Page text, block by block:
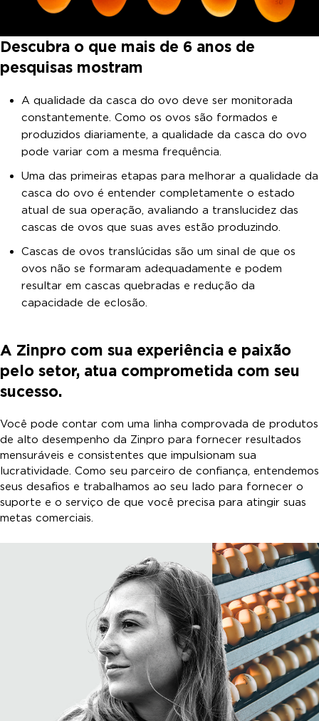
Descubra o que mais de 6 anos de
pesquisas mostram
A qualidade da casca do ovo deve ser monitorada
constantemente. Como os ovos são formados e
produzidos diariamente, a qualidade da casca do ovo
pode variar com a mesma frequência.
Uma das primeiras etapas para melhorar a qualidade da
casca do ovo é entender completamente o estado
atual de sua operação, avaliando a translucidez das
cascas de ovos que suas aves estão produzindo.
Cascas de ovos translúcidas são um sinal de que os
ovos não se formaram adequadamente e podem
resultar em cascas quebradas e redução da
capacidade de eclosão.
A Zinpro com sua experiência e paixão
pelo setor, atua comprometida com seu
sucesso.
Você pode contar com uma linha comprovada de produtos
de alto desempenho da Zinpro para fornecer resultados
mensuráveis e consistentes que impulsionam sua
lucratividade. Como seu parceiro de confiança, entendemos
seus desafios e trabalhamos ao seu lado para fornecer o
suporte e o serviço de que você precisa para atingir suas
metas comerciais.